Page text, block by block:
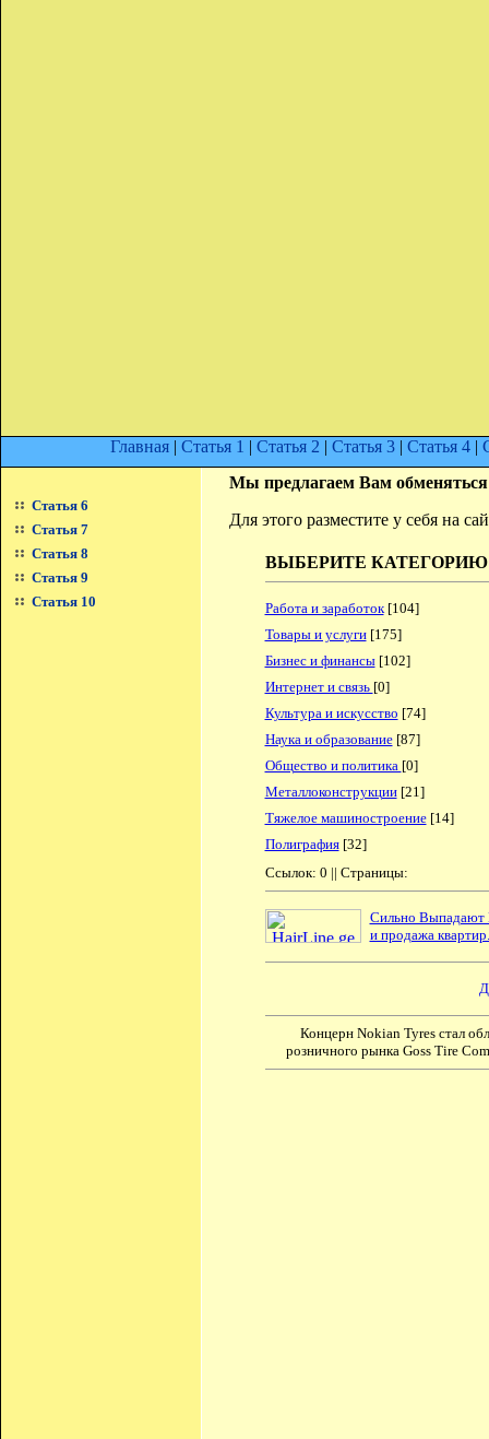
Главная | Статья 1 | Статья 2 | Статья 3 | Статья 4 |
Статья 6
Статья 7
Статья 8
Статья 9
Статья 10
Мы предлагаем Вам
Для этого разместите у себя на
ВЫБЕРИТЕ КАТЕГОРИЮ
Работа и заработок[104]
Товары и услуги[175]
Бизнес и финансы[102]
Интернет и связь [0]
Культура и искусство [74]
Наука и образование[87]
Общество и политика [0]
Металлоконструкции[21]
Тяжелое машиностроение[14]
Полиграфия[32]
Ссылок: 0 || Страницы:
Сильно Выпадают
и продажа квартир.
Концерн Nokian Tyres стал
розничного рынка Goss Tire